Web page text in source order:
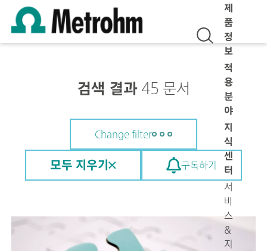
제
품
정
보
적
용
분
야
지
식
센
터
서
비
스
&
지
검색 결과45 문서
Change filter
모두 지우기 구독하기